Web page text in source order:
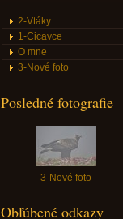
2-Vtáky
1-Cicavce
O mne
3-Nové foto
Posledné fotografie
3-Nové foto
Obľúbené odkazy